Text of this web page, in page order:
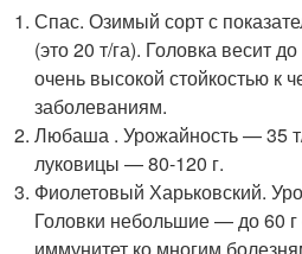
Спас. Озимый сорт с
(это 20 т/га). Головка весит
очень высокой стойкостью к
заболеваниям.
Любаша . Урожайность — 35
луковицы — 80-120 г.
Фиолетовый Харьковский.
Головки небольшие — до 60 г
иммунитет ко многим